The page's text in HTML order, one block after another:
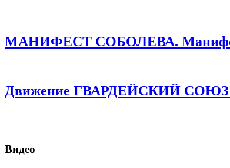
МАНИФЕСТ СОБОЛЕВА. Манифест
Движение ГВАРДЕЙСКИЙ СОЮЗ
Видео